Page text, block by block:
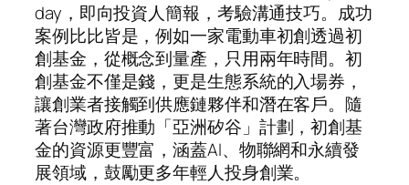
day，即向投資人簡報，考驗溝通技巧。成功
案例比比皆是，例如一家電動車初創透過初
創基金，從概念到量產，只用兩年時間。初
創基金不僅是錢，更是生態系統的入場券，
讓創業者接觸到供應鏈夥伴和潛在客戶。隨
著台灣政府推動「亞洲矽谷」計劃，初創基
金的資源更豐富，涵蓋AI、物聯網和永續發
展領域，鼓勵更多年輕人投身創業。